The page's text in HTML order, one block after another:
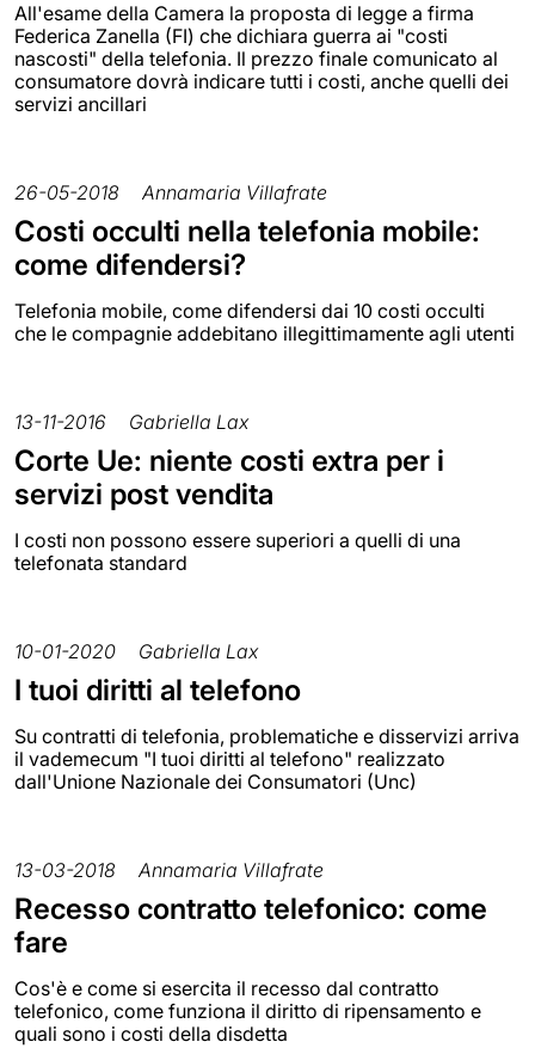
All'esame della Camera la proposta di legge a firma
Federica Zanella (FI) che dichiara guerra ai "costi
nascosti" della telefonia. Il prezzo finale comunicato al
consumatore dovrà indicare tutti i costi, anche quelli dei
servizi ancillari
26-05-2018 Annamaria Villafrate
Costi occulti nella telefonia mobile:
come difendersi?
Telefonia mobile, come difendersi dai 10 costi occulti
che le compagnie addebitano illegittimamente agli utenti
13-11-2016 Gabriella Lax
Corte Ue: niente costi extra per i
servizi post vendita
I costi non possono essere superiori a quelli di una
telefonata standard
10-01-2020 Gabriella Lax
I tuoi diritti al telefono
Su contratti di telefonia, problematiche e disservizi arriva
il vademecum "I tuoi diritti al telefono" realizzato
dall'Unione Nazionale dei Consumatori (Unc)
13-03-2018 Annamaria Villafrate
Recesso contratto telefonico: come
fare
Cos'è e come si esercita il recesso dal contratto
telefonico, come funziona il diritto di ripensamento e
quali sono i costi della disdetta